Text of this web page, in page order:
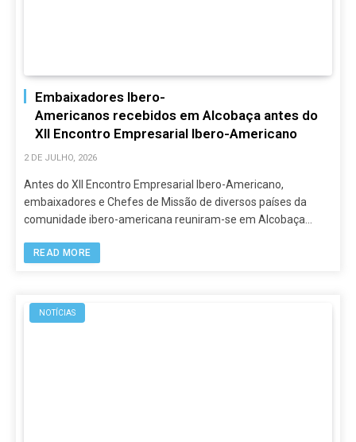
Embaixadores Ibero-
Americanos recebidos em Alcobaça antes do
XII Encontro Empresarial Ibero-Americano
2 DE JULHO, 2026
Antes do XII Encontro Empresarial Ibero-Americano,
embaixadores e Chefes de Missão de diversos países da
comunidade ibero-americana reuniram-se em Alcobaça…
READ MORE
NOTÍCIAS